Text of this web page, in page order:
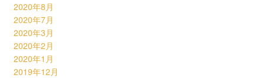
2020年8月
2020年7月
2020年3月
2020年2月
2020年1月
2019年12月